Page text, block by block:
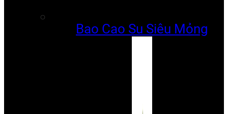
Bao Cao Su Siêu Mỏng